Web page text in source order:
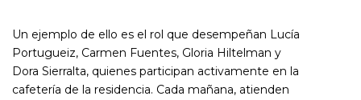
Un ejemplo de ello es el rol que desempeñan Lucía
Portugueiz, Carmen Fuentes, Gloria Hiltelman y
Dora Sierralta, quienes participan activamente en la
cafetería de la residencia. Cada mañana, atienden